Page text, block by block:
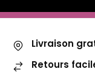
Livraison
Retours